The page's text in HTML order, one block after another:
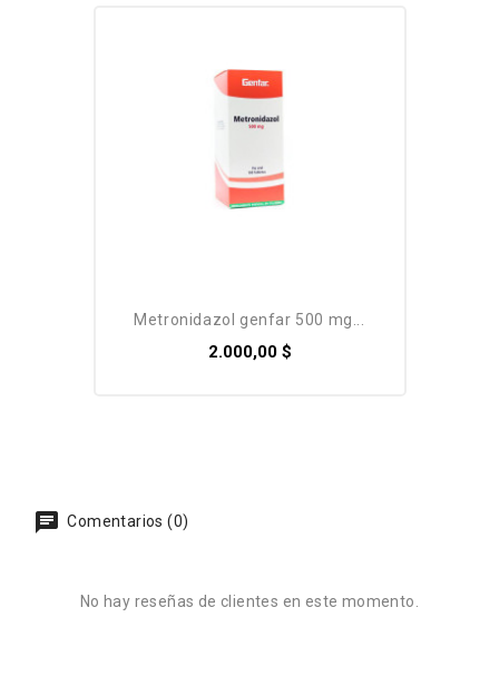
metronidazol genfar 500 mg...
2.000,00 $
Comentarios (0)
No hay reseñas de clientes en este momento.